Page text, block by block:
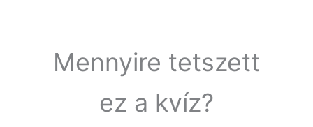
Mennyire tetszett
ez a kvíz?